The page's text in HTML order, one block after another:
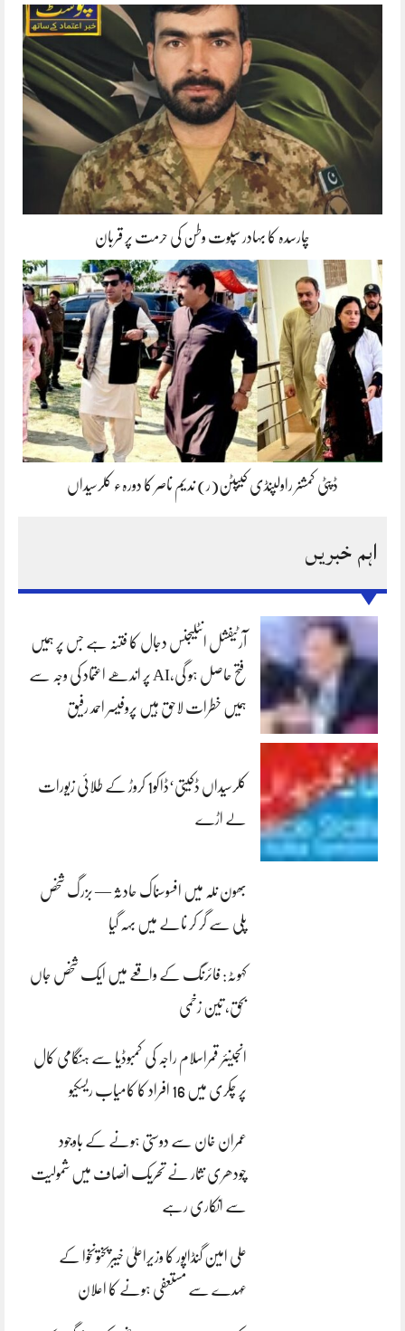
چارسدہ کا بہادر سپوت وطن کی حرمت پر قربان
ڈپٹی کمشنر راولپنڈی کیپٹن(ر) ندیم ناصر کا دورہء کلرسیداں
اہم خبریں
آرٹیفشل انٹلیجنس دجال کا فتنہ ہے جس پر ہمیں
فتح حاصل ہو گی،AI پر اندھے اعتماد کی وجہ سے
ہمیں خطرات لاحق ہیں پروفیسر احمد رفیق
کلرسیداں ڈکیتی‘ڈاکو1 کروڑ کے طلائی زیورات
لے اڑے
بھون نلہ میں افسوسناک حادثہ — بزرگ شخص
پلی سے گر کر نالے میں بہہ گیا
کہوٹہ: فائرنگ کے واقعے میں ایک شخص جاں
بحق، تین زخمی
انجینئر قمراسلام راجہ کی کمبوڈیا سے ہنگامی کال
پر چکری میں 16 افراد کا کامیاب ریسکیو
عمران خان سے دوستی ہونے کے باوجود
چودھری نثار نے تحریک انصاف میں شمولیت
سے انکاری رہے
علی امین گنڈاپور کا وزیراعلیٰ خیبرپختونخوا کے
عہدے سے مستعفی ہونے کا اعلان